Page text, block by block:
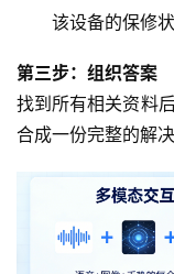
该设备的保修状
第三步：组织答案
找到所有相关资料
合成一份完整的解决